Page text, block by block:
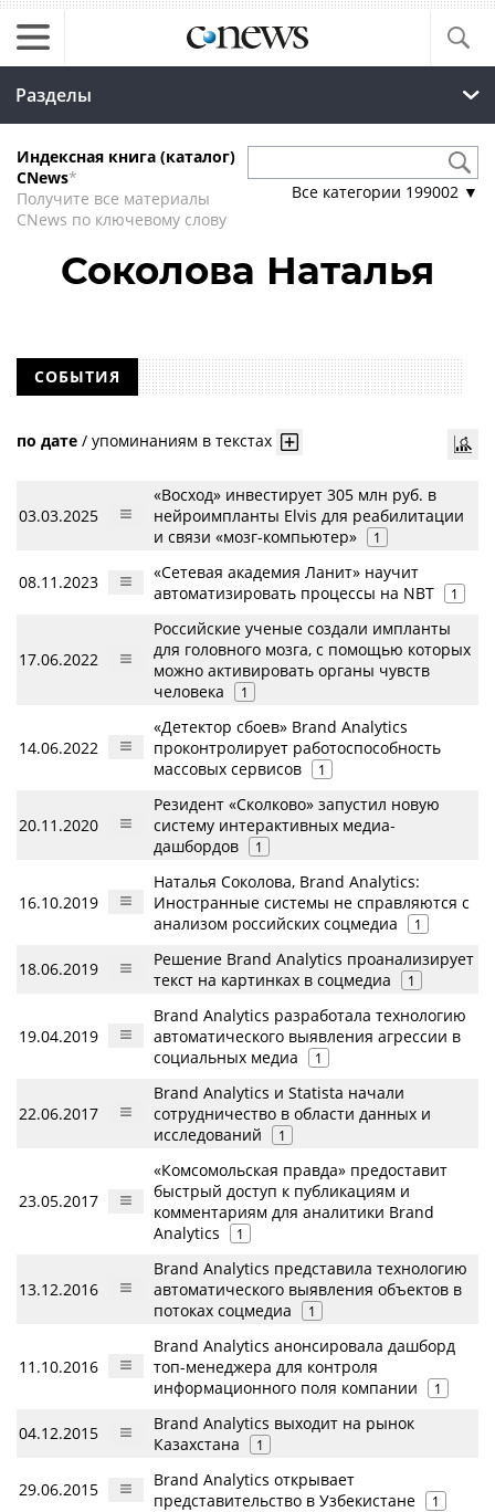
Разделы
Индексная книга (каталог)
CNews*
Получите все материалы
CNews по ключевому слову
Все категории 199002 ▼
Соколова Наталья
СОБЫТИЯ
по дате / упоминаниям в текстах
03.03.2025
«Восход» инвестирует 305 млн руб. в
нейроимпланты Elvis для реабилитации
и связи «мозг-компьютер»
1
08.11.2023
«Сетевая академия Ланит» научит
автоматизировать процессы на NBT
1
17.06.2022
Российские ученые создали импланты
для головного мозга, с помощью которых
можно активировать органы чувств
человека
1
14.06.2022
«Детектор сбоев» Brand Analytics
проконтролирует работоспособность
массовых сервисов
1
20.11.2020
Резидент «Сколково» запустил новую
систему интерактивных медиа-
дашбордов
1
16.10.2019
Наталья Соколова, Brand Analytics:
Иностранные системы не справляются с
анализом российских соцмедиа
1
18.06.2019
Решение Brand Analytics проанализирует
текст на картинках в соцмедиа
1
19.04.2019
Brand Analytics разработала технологию
автоматического выявления агрессии в
социальных медиа
1
22.06.2017
Brand Analytics и Statista начали
сотрудничество в области данных и
исследований
1
23.05.2017
«Комсомольская правда» предоставит
быстрый доступ к публикациям и
комментариям для аналитики Brand
Analytics
1
13.12.2016
Brand Analytics представила технологию
автоматического выявления объектов в
потоках соцмедиа
1
11.10.2016
Brand Analytics анонсировала дашборд
топ-менеджера для контроля
информационного поля компании
1
04.12.2015
Brand Analytics выходит на рынок
Казахстана
1
29.06.2015
Brand Analytics открывает
представительство в Узбекистане
1